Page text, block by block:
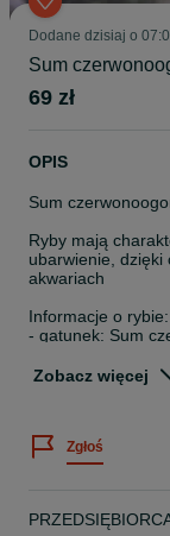
Dodane dzisiaj o
Sum
69 zł
OPIS
Sum
Ryby mają
ubarwienie, dzięki
akwariach
Informacje o rybie:
- gatunek: Sum
- wielkość: ok.
Ryba jest
Dlaczego warto:
Zobacz więcej
Zgłoś